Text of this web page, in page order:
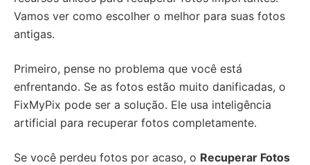
Vamos ver como escolher o melhor para suas fotos
antigas.
Primeiro, pense no problema que você está
enfrentando. Se as fotos estão muito danificadas, o
FixMyPix pode ser a solução. Ele usa inteligência
artificial para recuperar fotos completamente.
Se você perdeu fotos por acaso, o Recuperar Fotos